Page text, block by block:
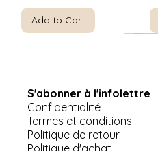
Add to Cart
S'abonner à l'infolettre
Confidentialité
Termes et conditions
Politique de retour